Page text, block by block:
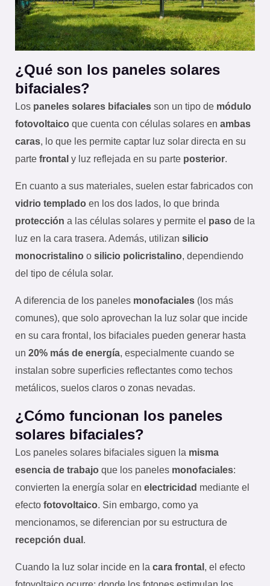
¿Qué son los paneles solares
bifaciales?
Los paneles solares bifaciales son un tipo de módulo
fotovoltaico que cuenta con células solares en ambas
caras, lo que les permite captar luz solar directa en su
parte frontal y luz reflejada en su parte posterior.
En cuanto a sus materiales, suelen estar fabricados con
vidrio templado en los dos lados, lo que brinda
protección a las células solares y permite el paso de la
luz en la cara trasera. Además, utilizan silicio
monocristalino o silicio policristalino, dependiendo
del tipo de célula solar.
A diferencia de los paneles monofaciales (los más
comunes), que solo aprovechan la luz solar que incide
en su cara frontal, los bifaciales pueden generar hasta
un 20% más de energía, especialmente cuando se
instalan sobre superficies reflectantes como techos
metálicos, suelos claros o zonas nevadas.
¿Cómo funcionan los paneles
solares bifaciales?
Los paneles solares bifaciales siguen la misma
esencia de trabajo que los paneles monofaciales:
convierten la energía solar en electricidad mediante el
efecto fotovoltaico. Sin embargo, como ya
mencionamos, se diferencian por su estructura de
recepción dual .
Cuando la luz solar incide en la cara frontal , el efecto